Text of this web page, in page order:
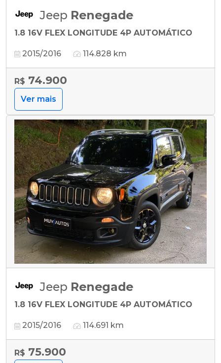
Jeep Renegade
1.8 16V FLEX LONGITUDE 4P AUTOMÁTICO
2015/2016 114.828 km
R$ 74.900
Ver mais
Jeep Renegade
1.8 16V FLEX LONGITUDE 4P AUTOMÁTICO
2015/2016 114.691 km
R$ 75.900